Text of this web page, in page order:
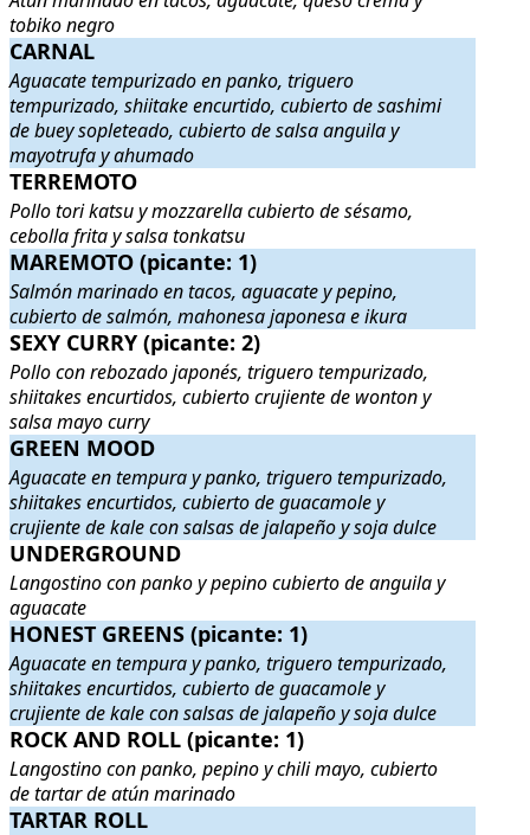
tobiko negro
CARNAL
CARNAL
Aguacate tempurizado en panko, triguero
tempurizado, shiitake encurtido, cubierto de sashimi
de buey sopleteado, cubierto de salsa anguila y
mayotrufa y ahumado
TERREMOTO . Pollo tori katsu y mozzarella cubierto de sésamo,
TERREMOTO
Pollo tori katsu y mozzarella cubierto de sésamo,
cebolla frita y salsa tonkatsu
MAREMOTO (picante: 1) . Salmón marinado en tacos, aguacate y
MAREMOTO (picante: 1)
Salmón marinado en tacos, aguacate y pepino,
cubierto de salmón, mahonesa japonesa e ikura
SEXY CURRY (picante: 2) . Pollo con rebozado japonés, triguero
SEXY CURRY (picante: 2)
Pollo con rebozado japonés, triguero tempurizado,
shiitakes encurtidos, cubierto crujiente de wonton y
salsa mayo curry
GREEN MOOD . Aguacate en tempura y panko, triguero
GREEN MOOD
Aguacate en tempura y panko, triguero tempurizado,
shiitakes encurtidos, cubierto de guacamole y
crujiente de kale con salsas de jalapeño y soja dulce
UNDERGROUND . Langostino con panko y pepino cubierto de
UNDERGROUND
Langostino con panko y pepino cubierto de anguila y
aguacate
HONEST GREENS (picante: 1) . Aguacate en tempura y panko,
HONEST GREENS (picante: 1)
Aguacate en tempura y panko, triguero tempurizado,
shiitakes encurtidos, cubierto de guacamole y
crujiente de kale con salsas de jalapeño y soja dulce
ROCK AND ROLL (picante: 1) . Langostino con panko, pepino y
ROCK AND ROLL (picante: 1)
Langostino con panko, pepino y chili mayo, cubierto
de tartar de atún marinado
TARTAR ROLL
TARTAR ROLL